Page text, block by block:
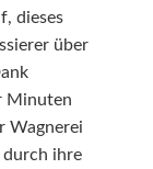
dieses
über
Minuten
Wagnerei
durch ihre